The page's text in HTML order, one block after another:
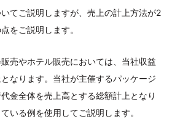
てご説明しますが、売上の計上方法が2
をご説明します。
売やホテル販売においては、当社収益
なります。当社が主催するパッケージ
金全体を売上高とする総額計上となり
いる例を使用してご説明します。